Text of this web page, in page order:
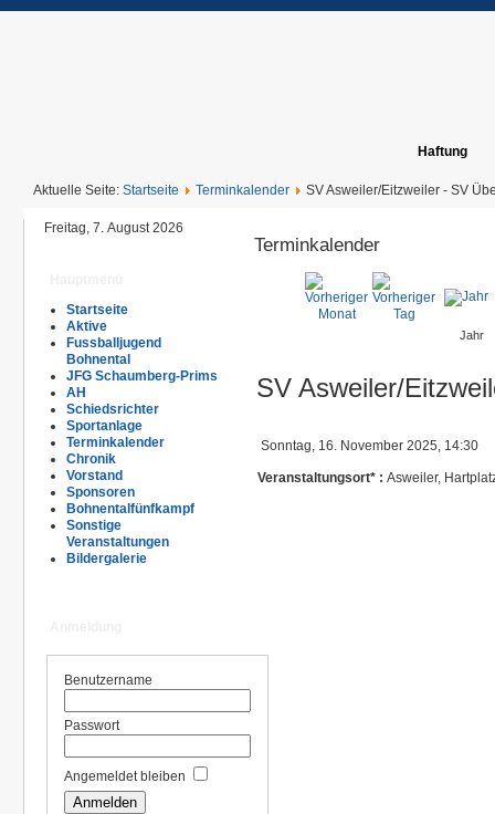
Haftung
Aktuelle Seite: Startseite Terminkalender SV Asweiler/Eitzweiler - SV
Freitag, 7. August 2026
Startseite
Aktive
Fussballjugend
Bohnental
JFG Schaumberg-Prims
AH
Schiedsrichter
Sportanlage
Terminkalender
Chronik
Vorstand
Sponsoren
Bohnentalfünfkampf
Sonstige
Veranstaltungen
Bildergalerie
Benutzername
Passwort
Angemeldet bleiben
Terminkalender
Jahr
SV Asweiler/
Sonntag, 16. November 2025, 14:30
Veranstaltungsort* : Asweiler,